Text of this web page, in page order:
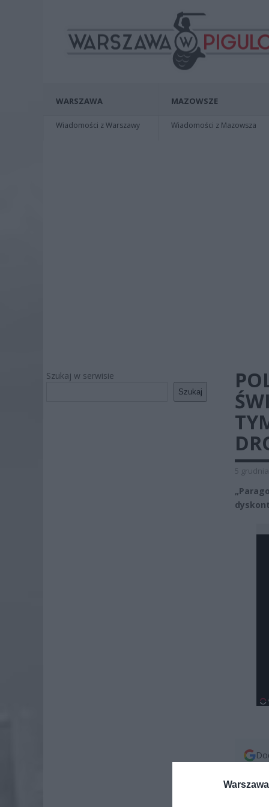
WARSZAWA
Wiadomości z Warszawy
MAZOWSZE
Wiadomości z Mazowsza
Szukaj w serwisie
Szukaj
5 grudnia